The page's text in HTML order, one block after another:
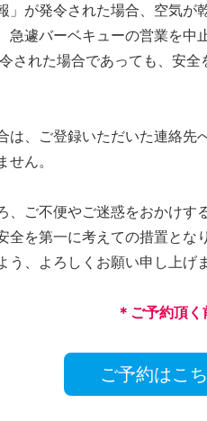
」が発令された場合、空気
急遽バーベキューの営業を
された場合であっても、安
、ご登録いただいた連絡先
ん。
、ご不便やご迷惑をおかけ
を第一に考えての措置とな
、よろしくお願い申し上げ
＊ご予約頂く
ご予約はこ